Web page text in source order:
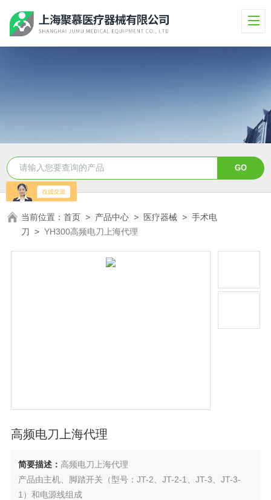
当前位置：首页 > 产品中心 > 医疗器械 >手术电
刀 >YH300高频电刀上海代理
高频电刀上海代理
简要描述： 高频电刀上海代理
产品由主机、脚踏开关（型号：JT-2、JT-2-1、JT-3、JT-3-
1）和电源线组成